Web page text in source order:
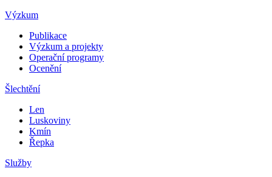
Výzkum
Publikace
Výzkum a projekty
Operační programy
Ocenění
Šlechtění
Len
Luskoviny
Kmín
Řepka
Služby